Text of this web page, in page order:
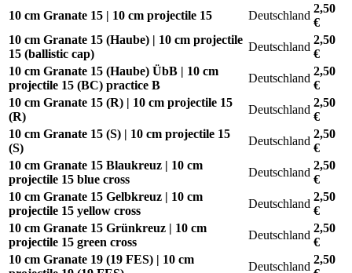
10 cm Granate 15 | 10 cm projectile 15
Deutschland
2,50
€
10 cm Granate 15 (Haube) | 10 cm projectile
15 (ballistic cap)
Deutschland
2,50
€
10 cm Granate 15 (Haube) ÜbB | 10 cm
projectile 15 (BC) practice B
Deutschland
2,50
€
10 cm Granate 15 (R) | 10 cm projectile 15
(R)
Deutschland
2,50
€
10 cm Granate 15 (S) | 10 cm projectile 15
(S)
Deutschland
2,50
€
10 cm Granate 15 Blaukreuz | 10 cm
projectile 15 blue cross
Deutschland
2,50
€
10 cm Granate 15 Gelbkreuz | 10 cm
projectile 15 yellow cross
Deutschland
2,50
€
10 cm Granate 15 Grünkreuz | 10 cm
projectile 15 green cross
Deutschland
2,50
€
10 cm Granate 19 (19 FES) | 10 cm
Deutschland
2,50